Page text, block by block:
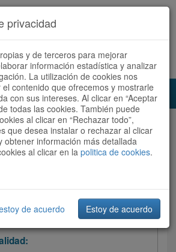
ahora Español | Català
Ordenar por: Más recientes /
privacidad
y de terceros para mejorar
información estadística y analizar
La utilización de cookies nos
contenido que ofrecemos y mostrarle
con sus intereses. Al clicar en “Aceptar
todas las cookies. También puede
al clicar en “Rechazar todo”,
que desea instalar o rechazar al clicar
obtener información más detallada
al clicar en la politica de cookies.
de acuerdo Estoy de acuerdo